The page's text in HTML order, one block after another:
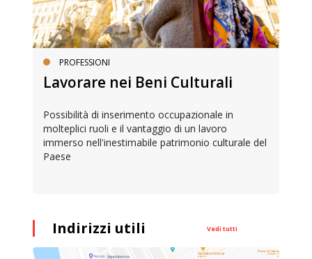
PROFESSIONI
Lavorare nei Beni Culturali
Possibilità di inserimento occupazionale in
molteplici ruoli e il vantaggio di un lavoro
immerso nell'inestimabile patrimonio culturale del
Paese
Indirizzi utili Vedi tutti